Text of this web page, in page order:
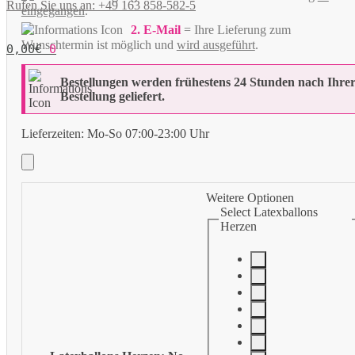
Rufen Sie uns an: +49 163 858-582-5
0,00€ 0
eingegangen.
2. E-Mail= Ihre Lieferung zum
Wunschtermin ist möglich und wird ausgeführt.
Bestellungen werden frühestens 24 Stunden nach
Bestellung geliefert.
Lieferzeiten: Mo-So 07:00-23:00 Uhr
Weitere Optionen
Select Latexballons
Herzen